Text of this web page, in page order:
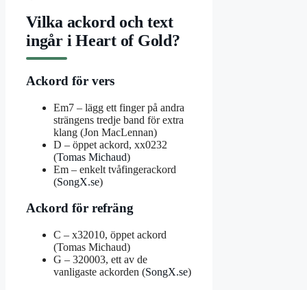
Vilka ackord och text
ingår i Heart of Gold?
Ackord för vers
Em7 – lägg ett finger på andra
strängens tredje band för extra
klang (Jon MacLennan)
D – öppet ackord, xx0232
(Tomas Michaud)
Em – enkelt tvåfingerackord
(SongX.se)
Ackord för refräng
C – x32010, öppet ackord
(Tomas Michaud)
G – 320003, ett av de
vanligaste ackorden (SongX.se)